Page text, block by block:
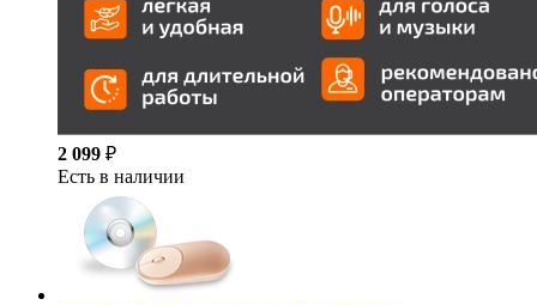
2 099 ₽
Есть в наличии